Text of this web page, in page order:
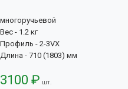
многоручьевой
Вес - 1.2 кг
Профиль - 2-3VX
Длина - 710 (1803) мм
3100 ₽ шт.